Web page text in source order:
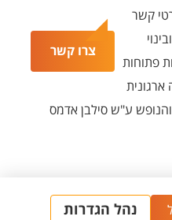
צרו קשר
קשר
פתוחות
ע"ש סילבן אדמס